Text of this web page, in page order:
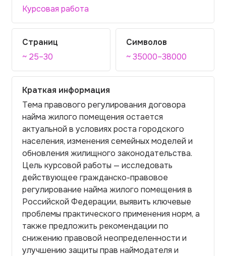
Отзывы
Курсовая работа
Страниц
~ 25–30
Символов
~ 35000–38000
Краткая информация
Тема правового регулирования договора
найма жилого помещения остается
актуальной в условиях роста городского
населения, изменения семейных моделей и
обновления жилищного законодательства.
Цель курсовой работы — исследовать
действующее гражданско-правовое
регулирование найма жилого помещения в
Российской Федерации, выявить ключевые
проблемы практического применения норм, а
также предложить рекомендации по
снижению правовой неопределенности и
улучшению защиты прав наймодателя и